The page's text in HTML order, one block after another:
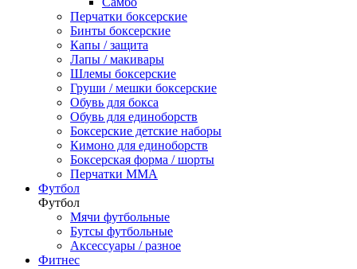
Перчатки боксерские
Бинты боксерские
Капы / защита
Лапы / макивары
Шлемы боксерские
Груши / мешки боксерские
Обувь для бокса
Обувь для единоборств
Боксерские детские наборы
Кимоно для единоборств
Боксерская форма / шорты
Перчатки ММА
Футбол
Футбол
Мячи футбольные
Бутсы футбольные
Аксессуары / разное
Фитнес